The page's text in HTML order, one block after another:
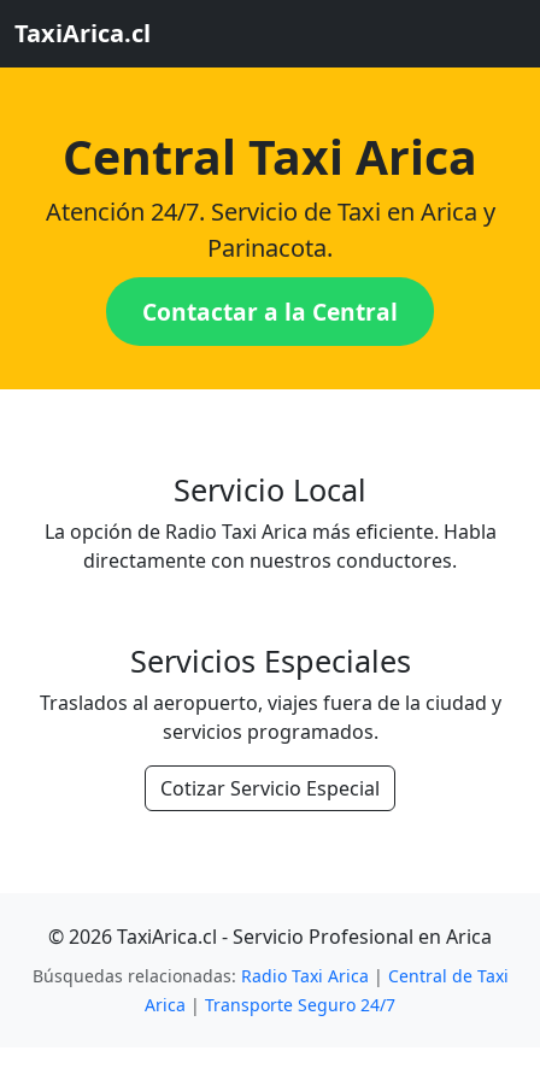
TaxiArica.cl
Central Taxi Arica
Atención 24/7. Servicio de Taxi en Arica y
Parinacota.
Contactar a la Central
Servicio Local
La opción de Radio Taxi Arica más eficiente. Habla
directamente con nuestros conductores.
Servicios Especiales
Traslados al aeropuerto, viajes fuera de la ciudad y
servicios programados.
Cotizar Servicio Especial
© 2026 TaxiArica.cl - Servicio Profesional en Arica
Búsquedas relacionadas: Radio Taxi Arica | Central de Taxi
Arica | Transporte Seguro 24/7